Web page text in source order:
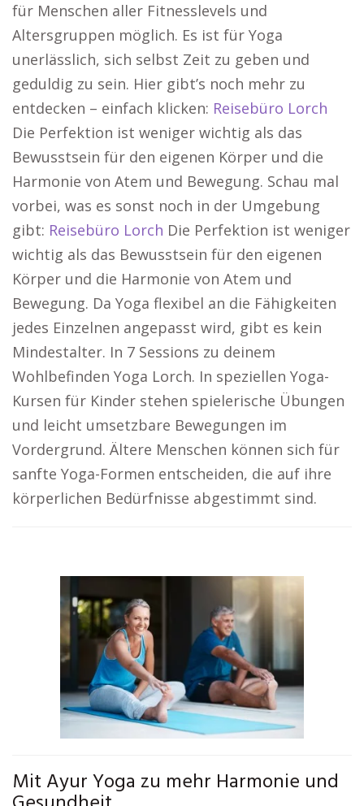
für Menschen aller Fitnesslevels und
Altersgruppen möglich. Es ist für Yoga
unerlässlich, sich selbst Zeit zu geben und
geduldig zu sein. Hier gibt’s noch mehr zu
entdecken – einfach klicken: Reisebüro Lorch
Die Perfektion ist weniger wichtig als das
Bewusstsein für den eigenen Körper und die
Harmonie von Atem und Bewegung. Schau mal
vorbei, was es sonst noch in der Umgebung
gibt: Reisebüro Lorch Die Perfektion ist weniger
wichtig als das Bewusstsein für den eigenen
Körper und die Harmonie von Atem und
Bewegung. Da Yoga flexibel an die Fähigkeiten
jedes Einzelnen angepasst wird, gibt es kein
Mindestalter. In 7 Sessions zu deinem
Wohlbefinden Yoga Lorch. In speziellen Yoga-
Kursen für Kinder stehen spielerische Übungen
und leicht umsetzbare Bewegungen im
Vordergrund. Ältere Menschen können sich für
sanfte Yoga-Formen entscheiden, die auf ihre
körperlichen Bedürfnisse abgestimmt sind.
Mit Ayur Yoga zu mehr Harmonie und